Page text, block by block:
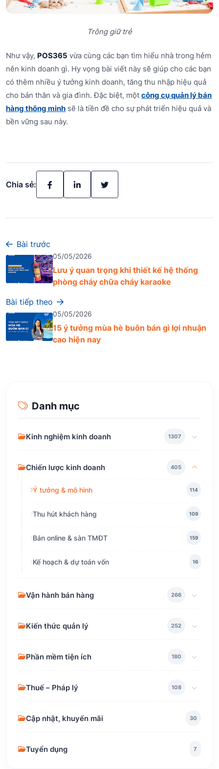
Trông giữ trẻ
Như vậy, POS365 vừa cùng các bạn tìm hiểu nhà trong hẻm
nên kinh doanh gì. Hy vọng bài viết này sẽ giúp cho các bạn
có thêm nhiều ý tưởng kinh doanh, tăng thu nhập hiệu quả
cho bản thân và gia đình. Đặc biệt, một công cụ quản lý bán
hàng thông minh sẽ là tiền đề cho sự phát triển hiệu quả và
bền vững sau này.
Chia sẻ:
Bài trước
05/05/2026
Lưu ý quan trọng khi thiết kế hệ thống
phòng cháy chữa cháy karaoke
Bài tiếp theo
05/05/2026
15 ý tưởng mùa hè buôn bán gì lợi nhuận
cao hiện nay
Danh mục
Kinh nghiệm kinh doanh 1307
Chiến lược kinh doanh 405
Ý tưởng & mô hình 114
Thu hút khách hàng 109
Bán online & sàn TMĐT 159
Kế hoạch & dự toán vốn 16
Vận hành bán hàng 266
Kiến thức quản lý 252
Phần mềm tiện ích 180
Thuế – Pháp lý 108
Cập nhật, khuyến mãi 30
Tuyển dụng 7